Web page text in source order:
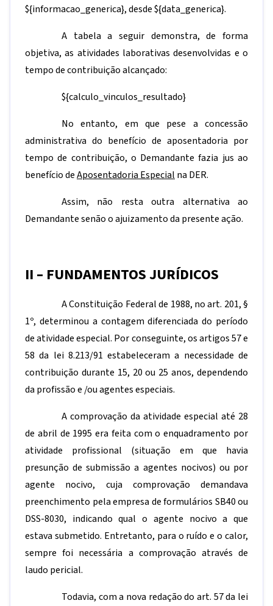
${informacao_generica}, desde${data_generica}.
A tabela a seguir demonstra, de forma
objetiva, as atividades laborativas desenvolvidas e o
tempo de contribuição alcançado:
${calculo_vinculos_resultado}
No entanto, em que pese a concessão
administrativa do benefício de aposentadoria por
tempo de contribuição, o Demandante fazia jus ao
benefício deAposentadoria Especial na DER.
Assim, não resta outra alternativa ao
Demandante senão o ajuizamento da presente ação.
II – FUNDAMENTOS JURÍDICOS
A Constituição Federal de 1988, no art. 201, §
1º, determinou a contagem diferenciada do período
de atividade especial. Por conseguinte, os artigos 57 e
58 da lei 8.213/91 estabeleceram a necessidade de
contribuição durante 15, 20 ou 25 anos, dependendo
da profissão e /ou agentes especiais.
A comprovação da atividade especial até 28
de abril de 1995 era feita com o enquadramento por
atividade profissional (situação em que havia
presunção de submissão a agentes nocivos) ou por
agente nocivo, cuja comprovação demandava
preenchimento pela empresa de formulários SB40 ou
DSS-8030, indicando qual o agente nocivo a que
estava submetido. Entretanto, para o ruído e o calor,
sempre foi necessária a comprovação através de
laudo pericial.
Todavia, com a nova redação do art. 57 da lei